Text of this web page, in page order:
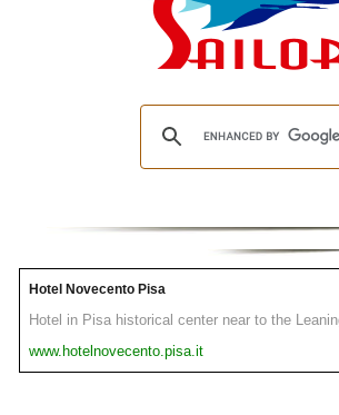
Hotel Novecento Pisa
Hotel in Pisa historical center near to the
www.hotelnovecento.pisa.it